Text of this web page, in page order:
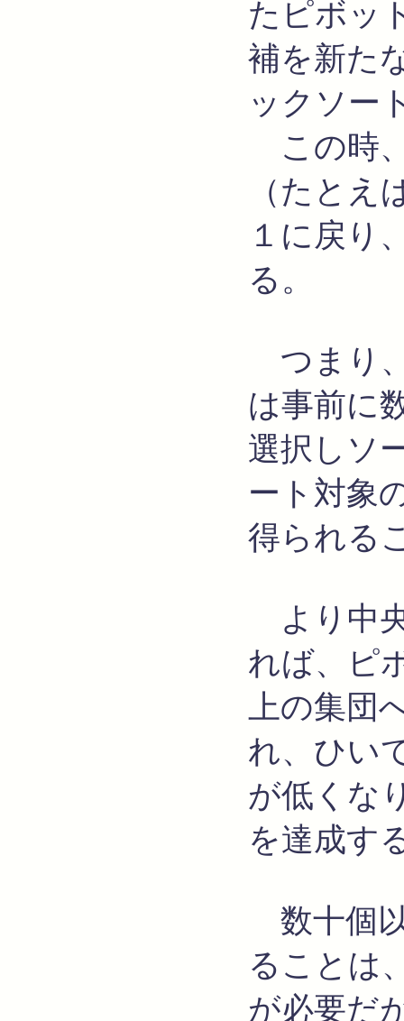
たピボッ
補を新た
ックソー
この時
（たとえ
１に戻り
る。
つまり
は事前に
選択しソ
ート対象
得られる
より中
れば、ピ
上の集団
れ、ひい
が低くな
を達成す
数十個
ることは
が必要だ